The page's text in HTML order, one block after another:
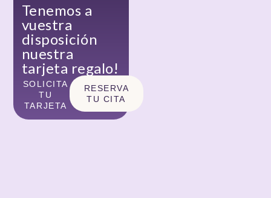
Tenemos a
vuestra
disposición
nuestra
tarjeta regalo!
SOLICITA
TU
TARJETA
RESERVA
TU CITA